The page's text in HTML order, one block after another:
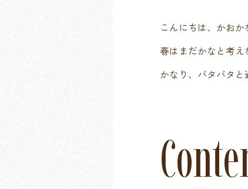
こんにちは、かおか
春はまだかなと考え
かなり、バタバタと